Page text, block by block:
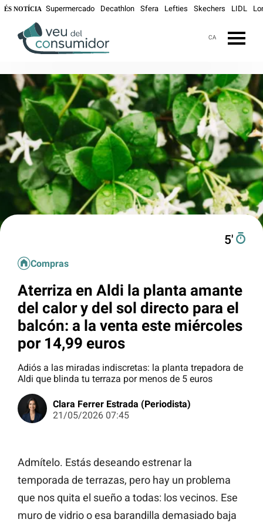
ÉS NOTÍCIA Supermercado Decathlon Sfera Lefties Skechers LIDL
CA
5′
Compras
Aterriza en Aldi la planta amante
del calor y del sol directo para el
balcón: a la venta este miércoles
por 14,99 euros
Adiós a las miradas indiscretas: la planta trepadora de
Aldi que blinda tu terraza por menos de 5 euros
Clara Ferrer Estrada (Periodista)
21/05/2026 07:45
Admítelo. Estás deseando estrenar la
temporada de terrazas, pero hay un problema
que nos quita el sueño a todas: los vecinos. Ese
muro de vidrio o esa barandilla demasiado baja